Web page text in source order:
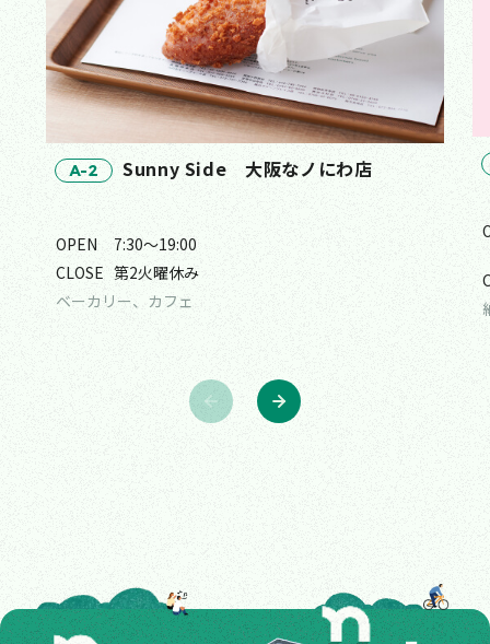
A-2 Sunny Side 大阪なノにわ店
OPEN
7:30〜19:00
CLOSE 第2火曜休み
ベーカリー、カフェ